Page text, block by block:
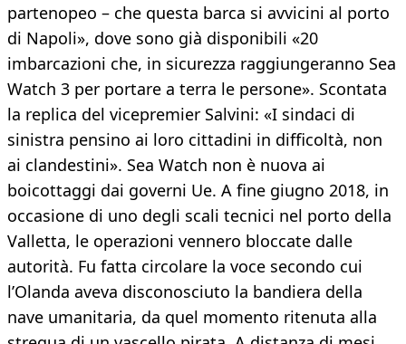
partenopeo – che questa barca si avvicini al porto
di Napoli», dove sono già disponibili «20
imbarcazioni che, in sicurezza raggiungeranno Sea
Watch 3 per portare a terra le persone». Scontata
la replica del vicepremier Salvini: «I sindaci di
sinistra pensino ai loro cittadini in difficoltà, non
ai clandestini». Sea Watch non è nuova ai
boicottaggi dai governi Ue. A fine giugno 2018, in
occasione di uno degli scali tecnici nel porto della
Valletta, le operazioni vennero bloccate dalle
autorità. Fu fatta circolare la voce secondo cui
l’Olanda aveva disconosciuto la bandiera della
nave umanitaria, da quel momento ritenuta alla